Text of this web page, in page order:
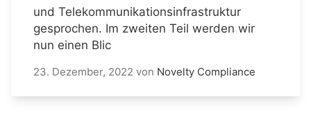
und Telekommunikationsinfrastruktur
gesprochen. Im zweiten Teil werden wir
nun einen Blic
23. Dezember, 2022 von Novelty Compliance